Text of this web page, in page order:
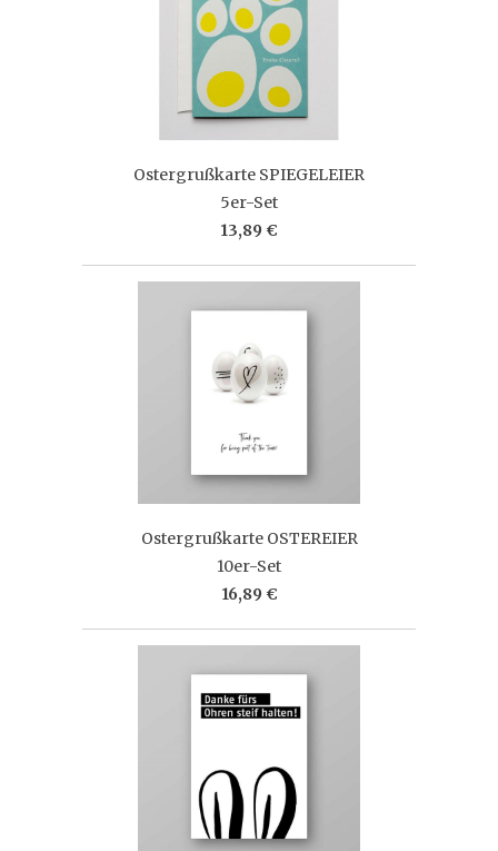
Ostergrußkarte SPIEGELEIER
5er-Set
13,89 €
Ostergrußkarte OSTEREIER
10er-Set
16,89 €